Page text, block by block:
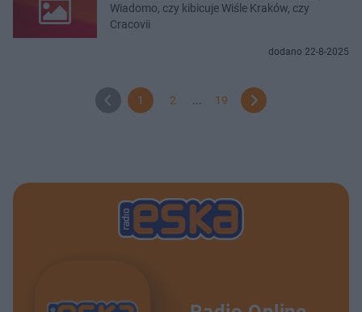
Wiadomo, czy kibicuje Wiśle Kraków, czy
Cracovii
dodano 22-8-2025
1 2 19